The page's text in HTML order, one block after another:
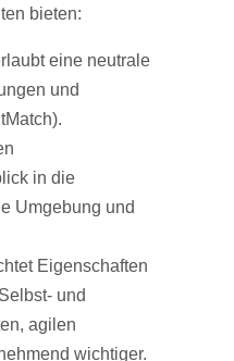
bieten:
eine neutrale
und
in die
Umgebung und
Eigenschaften
und
agilen
wichtiger.